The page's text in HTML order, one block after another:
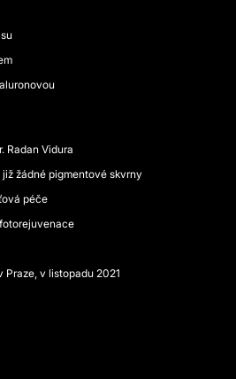
Radan Vidura
žádné pigmentové skvrny
péče
Praze, v listopadu 2021